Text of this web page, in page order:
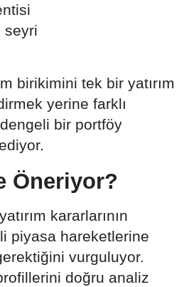
seyri
birikimini tek bir yatırım
yerine farklı
bir portföy
Öneriyor?
kararlarının
piyasa hareketlerine
vurguluyor.
doğru analiz